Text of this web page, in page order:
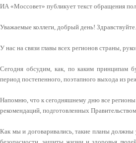
ИА «Моссовет» публикует текст обращения
Уважаемые коллеги, добрый день! Здравствуйте.
У нас на связи главы всех регионов страны,
Сегодня обсудим, как, по каким принципам
период постепенного, поэтапного выхода из
Напомню, что к сегодняшнему дню все
рекомендаций, подготовленных
Как мы и договаривались, такие планы должны